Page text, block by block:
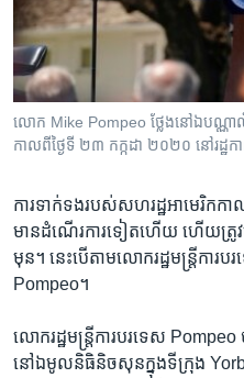
រំលង​
និង​
ចូល​
ទៅ​
កាន់​
ទំព័រ​
រក
Khmer English
បណ្តាញ​សង្គម
លោក Mike Pompeo ថ្លែង​នៅ​ឯ​បណ្ណ
កាល​ពី​ថ្ងៃទី ២៣ កក្កដា ២០២០ នៅ​រដ្ឋ​ក
ការទាក់​ទង​របស់​សហរដ្ឋ​អាមេរិក​
មាន​ដំណើរការ​ទៀត​ហើយ​ ហើយ​ត្រូវ​
មុន។ នេះ​បើ​តាម​លោក​រដ្ឋមន្រ្តី​ការ
Pompeo។
លោក​រដ្ឋមន្រ្តី​ការបរទេស ​Pompeo
នៅ​ឯ​មូលនិធិនិចសុន​ក្នុង​ទីក្រុង​